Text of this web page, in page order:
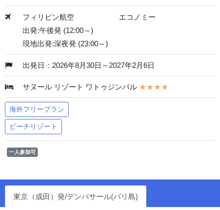
フィリピン航空
エコノミー
出発:午後発 (12:00～)
現地出発:深夜発 (23:00～)
出発日：2026年8月30日～2027年2月6日
サヌール リゾート ワトゥジンバル ★★★★
海外フリープラン
ビーチリゾート
一人参加可
東京（成田）発/デンパサール(バリ島)